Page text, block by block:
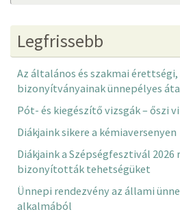
Legfrissebb
Az általános és szakmai
bizonyítványainak ünnepélyes
Pót- és kiegészítő vizsgák – őszi
Diákjaink sikere a kémiaversenyen
Diákjaink a Szépségfesztivál 2026
bizonyították tehetségüket
Ünnepi rendezvény az állami
alkalmából